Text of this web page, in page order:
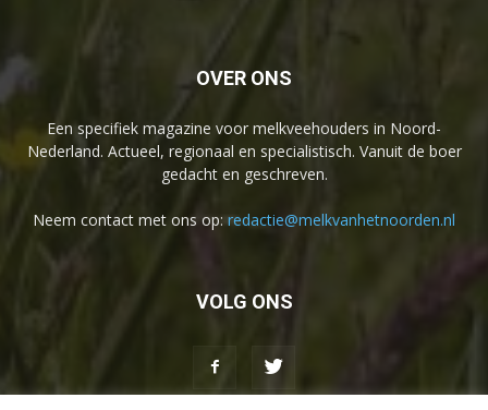
OVER ONS
Een specifiek magazine voor melkveehouders in Noord-
Nederland. Actueel, regionaal en specialistisch. Vanuit de boer
gedacht en geschreven.
Neem contact met ons op: redactie@melkvanhetnoorden.nl
VOLG ONS